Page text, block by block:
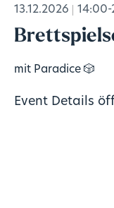
13.12.2026 14:00-
mit Paradice 🎲
Event Details